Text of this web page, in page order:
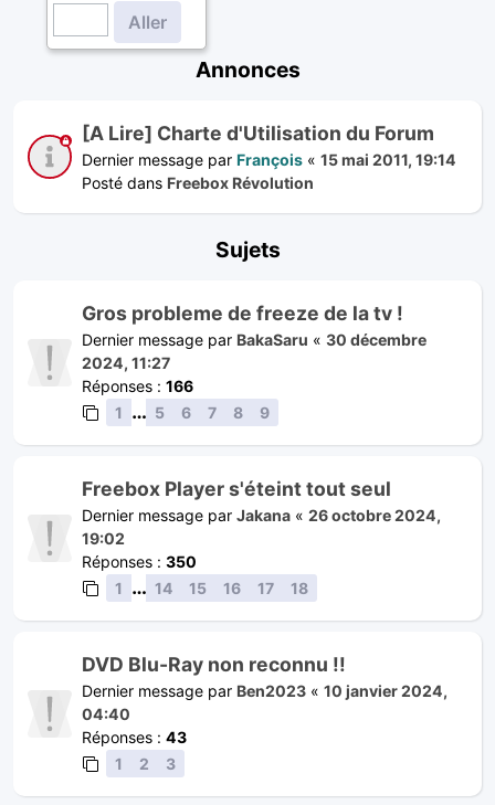
Annonces
[A Lire] Charte d'Utilisation du Forum
Dernier message par François « 15 mai 2011, 19:14
Posté dans Freebox Révolution
Sujets
Gros probleme de freeze de la tv !
Dernier message par BakaSaru « 30 décembre
2024, 11:27
Réponses : 166
1
… 5 6 7 8 9
Freebox Player s'éteint tout seul
Dernier message par Jakana « 26 octobre 2024,
19:02
Réponses : 350
1
… 14 15 16 17 18
DVD Blu-Ray non reconnu !!
Dernier message par Ben2023 « 10 janvier 2024,
04:40
Réponses : 43
1
2 3